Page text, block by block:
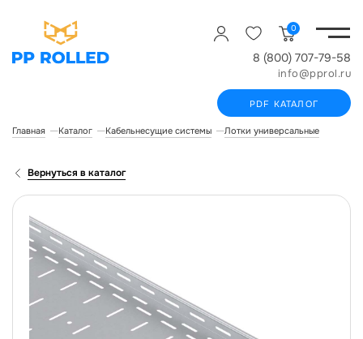
0
8 (800) 707-79-58
info@pprol.ru
PDF КАТАЛОГ
Главная Каталог Кабельнесущие системы Лотки универсальные
Вернуться в каталог